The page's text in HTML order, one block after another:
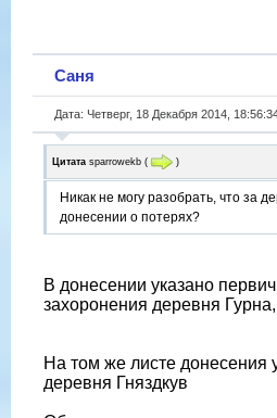
Саня
Дата: Четверг, 18 Декабря 2014,
Цитата sparrowekb ( )
Никак не могу разобрать, что за
донесении о потерях?
В донесении указано
захоронения деревня
На том же листе донесения
деревня Гняздкув